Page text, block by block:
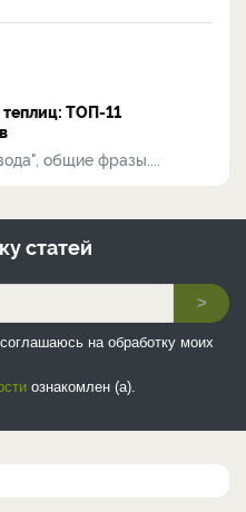
ТОП-11
общие фразы....
статей
>
на обработку моих
ознакомлен (а).